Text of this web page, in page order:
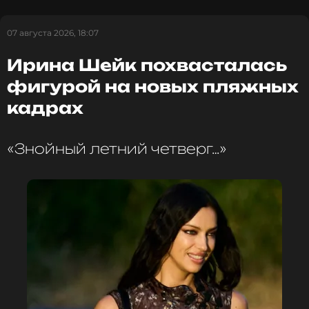
Читайте нас в Телеграме, чтобы
ПОДПИСАТЬСЯ
07 августа 2026, 18:07
Ирина Шейк похвасталась
фигурой на новых пляжных
кадрах
«Знойный летний четверг…»